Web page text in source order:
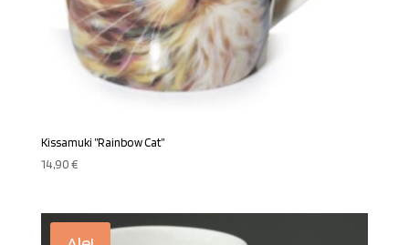
Kissamuki ”Rainbow Cat”
14,90€